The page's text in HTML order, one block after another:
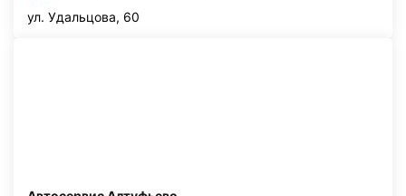
ул. Удальцова, 60